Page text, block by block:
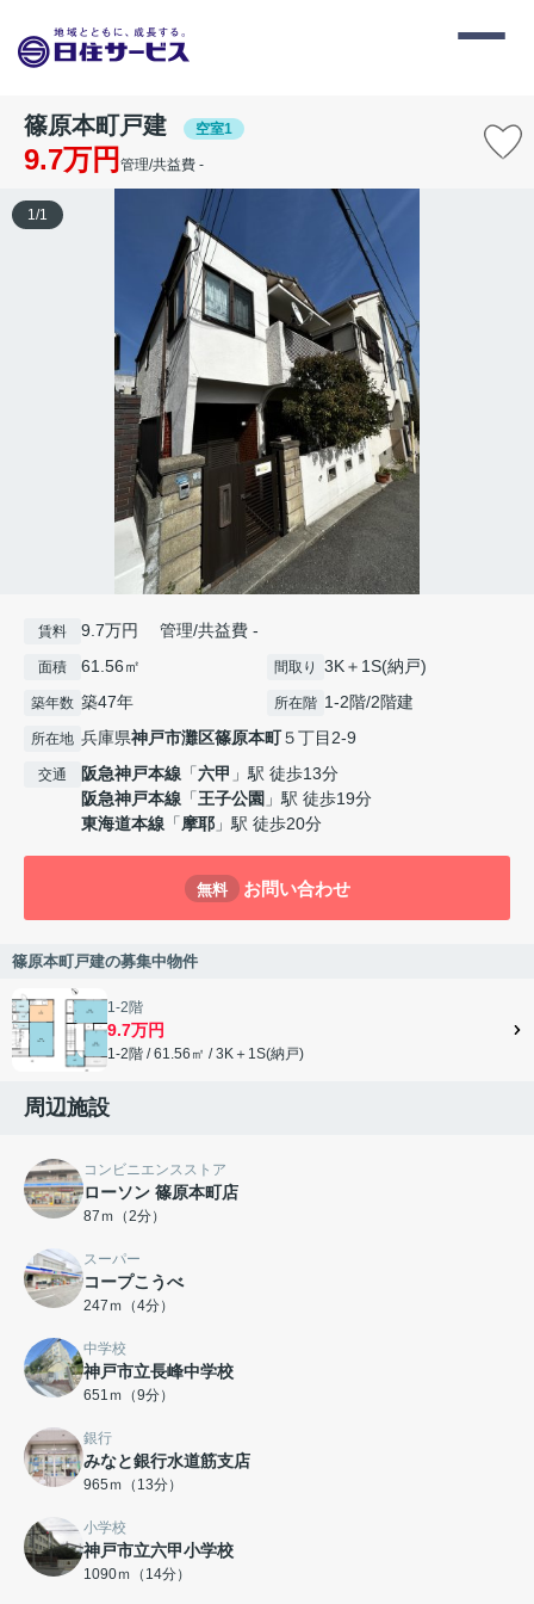
篠原本町戸建 空室1
9.7万円 管理/共益費 -
1/1
賃料 9.7万円 管理/共益費 -
面積 61.56㎡ 間取り 3K＋1S(納戸)
築年数 築47年 所在階 1-2階/2階建
所在地 兵庫県神戸市灘区篠原本町５丁目2-9
交通 阪急神戸本線 「六甲 」駅 徒歩13分
阪急神戸本線 「王子公園 」駅 徒歩19分
東海道本線 「摩耶 」駅 徒歩20分
無料 お問い合わせ
篠原本町戸建の募集中物件
1-2階
9.7万円
1-2階 / 61.56㎡ / 3K＋1S(納戸)
周辺施設
コンビニエンスストア
ローソン 篠原本町店
87ｍ（2分）
スーパー
コープこうべ
247ｍ（4分）
中学校
神戸市立長峰中学校
651ｍ（9分）
銀行
みなと銀行水道筋支店
965ｍ（13分）
小学校
神戸市立六甲小学校
1090ｍ（14分）